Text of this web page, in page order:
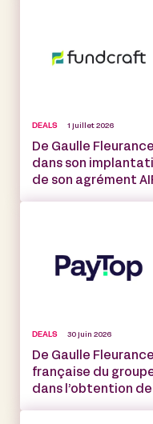
DEALS 1 juillet 2026
De Gaulle
dans son
de son agrément
DEALS 30 juin 2026
De Gaulle
française du
dans l’obtention